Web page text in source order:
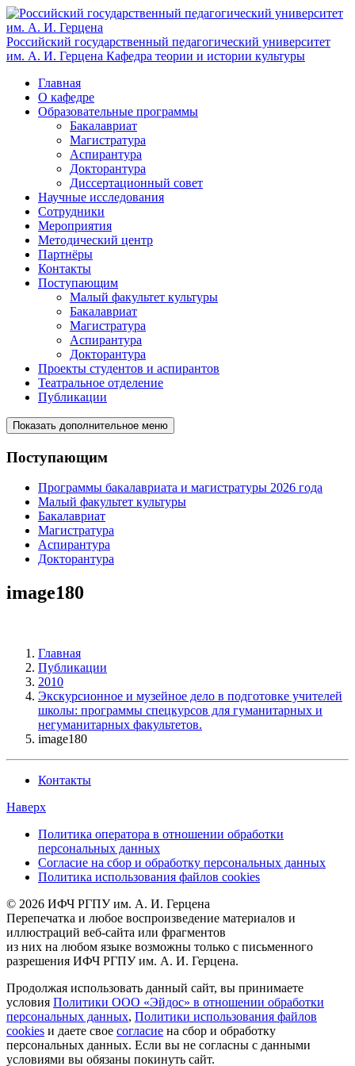
Российский государственный педагогический университет
им. А. И. Герцена Кафедра теории и истории культуры
Главная
О кафедре
Образовательные программы
Бакалавриат
Магистратура
Аспирантура
Докторантура
Диссертационный совет
Научные исследования
Сотрудники
Мероприятия
Методический центр
Партнёры
Контакты
Поступающим
Малый факультет культуры
Бакалавриат
Магистратура
Аспирантура
Докторантура
Проекты студентов и аспирантов
Театральное отделение
Публикации
Показать дополнительное меню
Поступающим
Программы бакалавриата и магистратуры 2026 года
Малый факультет культуры
Бакалавриат
Магистратура
Аспирантура
Докторантура
image180
Главная
Публикации
2010
Экскурсионное и музейное дело в подготовке учителей
школы: программы спецкурсов для гуманитарных и
негуманитарных факультетов.
image180
Контакты
Наверх
Политика оператора в отношении обработки
персональных данных
Согласие на сбор и обработку персональных данных
Политика использования файлов cookies
© 2026 ИФЧ РГПУ им. А. И. Герцена
Перепечатка и любое воспроизведение материалов и
иллюстраций веб-сайта или фрагментов
из них на любом языке возможны только с письменного
разрешения ИФЧ РГПУ им. А. И. Герцена.
Продолжая использовать данный сайт, вы принимаете
условия Политики ООО «Эйдос» в отношении обработки
персональных данных, Политики использования файлов
cookies и даете свое согласие на сбор и обработку
персональных данных. Если вы не согласны с данными
условиями вы обязаны покинуть сайт.